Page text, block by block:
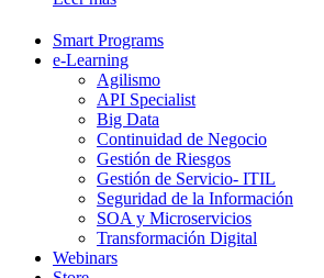
Smart Programs
e-Learning
Agilismo
API Specialist
Big Data
Continuidad de Negocio
Gestión de Riesgos
Gestión de Servicio- ITIL
Seguridad de la Información
SOA y Microservicios
Transformación Digital
Webinars